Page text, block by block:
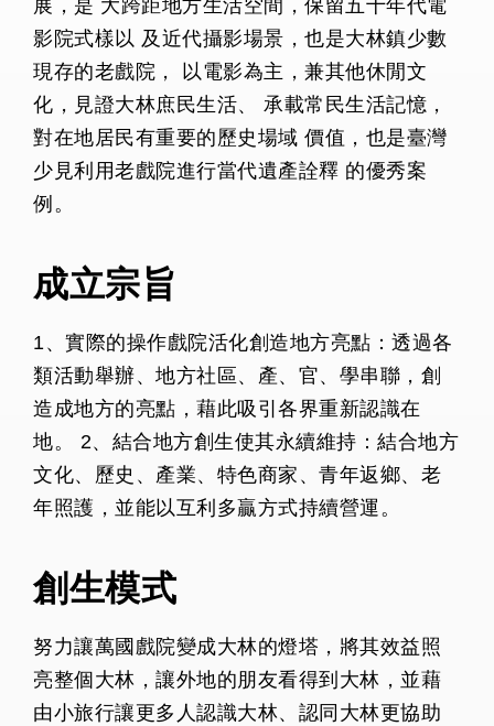
展，是 大跨距地方生活空間，保留五十年代電
影院式樣以 及近代攝影場景，也是大林鎮少數
現存的老戲院， 以電影為主，兼其他休閒文
化，見證大林庶民生活、 承載常民生活記憶，
對在地居民有重要的歷史場域 價值，也是臺灣
少見利用老戲院進行當代遺產詮釋 的優秀案
例。
成立宗旨
1、實際的操作戲院活化創造地方亮點：透過各
類活動舉辦、地方社區、產、官、學串聯，創
造成地方的亮點，藉此吸引各界重新認識在
地。 2、結合地方創生使其永續維持：結合地方
文化、歷史、產業、特色商家、青年返鄉、老
年照護，並能以互利多贏方式持續營運。
創生模式
努力讓萬國戲院變成大林的燈塔，將其效益照
亮整個大林，讓外地的朋友看得到大林，並藉
由小旅行讓更多人認識大林、認同大林更協助